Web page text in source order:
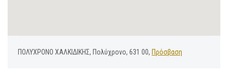
ΠΟΛΥΧΡΟΝΟ ΧΑΛΚΙΔΙΚΗΣ, Πολύχρονο, 631 00, Πρόσβαση